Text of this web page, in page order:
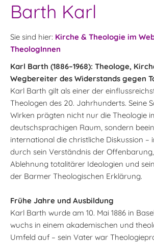
Barth Karl
Sie sind hier: Kirche & Theologie im
TheologInnen
Karl Barth (1886–1968): Theologe,
Wegbereiter des Widerstands gegen
Karl Barth gilt als einer der
Theologen des 20. Jahrhunderts. Seine
Wirken prägten nicht nur die Theologie
deutschsprachigen Raum, sondern
international die christliche Diskussion –
durch sein Verständnis der
Ablehnung totalitärer Ideologien und
der Barmer Theologischen Erklärung.
Frühe Jahre und Ausbildung
Karl Barth wurde am 10. Mai 1886 in
wuchs in einem akademischen und
Umfeld auf – sein Vater war